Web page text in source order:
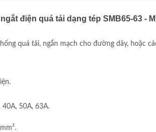
điện quá tải dạng tép SMB65-63 -
quá tải, ngắn mạch cho đường dây, hoặc
40A, 50A, 63A.